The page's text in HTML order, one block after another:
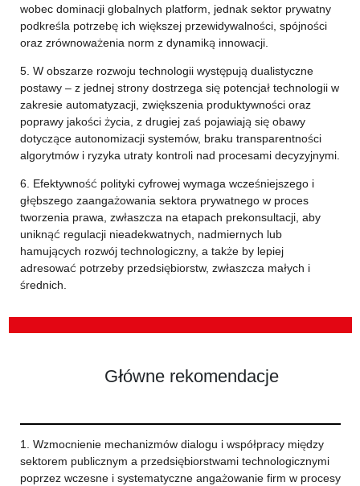
wobec dominacji globalnych platform, jednak sektor prywatny
podkreśla potrzebę ich większej przewidywalności, spójności
oraz zrównoważenia norm z dynamiką innowacji.
5. W obszarze rozwoju technologii występują dualistyczne
postawy – z jednej strony dostrzega się potencjał technologii w
zakresie automatyzacji, zwiększenia produktywności oraz
poprawy jakości życia, z drugiej zaś pojawiają się obawy
dotyczące autonomizacji systemów, braku transparentności
algorytmów i ryzyka utraty kontroli nad procesami decyzyjnymi.
6. Efektywność polityki cyfrowej wymaga wcześniejszego i
głębszego zaangażowania sektora prywatnego w proces
tworzenia prawa, zwłaszcza na etapach prekonsultacji, aby
uniknąć regulacji nieadekwatnych, nadmiernych lub
hamujących rozwój technologiczny, a także by lepiej
adresować potrzeby przedsiębiorstw, zwłaszcza małych i
średnich.
Główne rekomendacje
1. Wzmocnienie mechanizmów dialogu i współpracy między
sektorem publicznym a przedsiębiorstwami technologicznymi
poprzez wczesne i systematyczne angażowanie firm w procesy